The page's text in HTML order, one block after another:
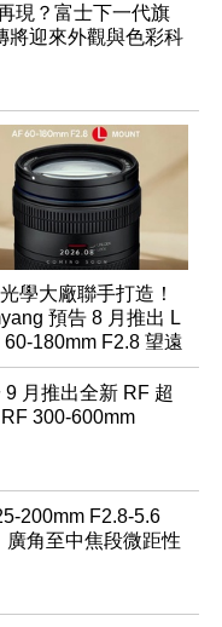
現？富士下一代旗
將迎來外觀與色彩科
學大廠聯手打造！
預告 8 月推出 L
60-180mm F2.8 望遠
月推出全新 RF 超
300-600mm
200mm F2.8-5.6
廣角至中焦段微距性